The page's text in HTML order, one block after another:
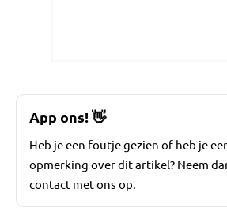
App ons!👋
Heb je een foutje gezien of heb je
opmerking over dit artikel? Neem
contact met ons op.